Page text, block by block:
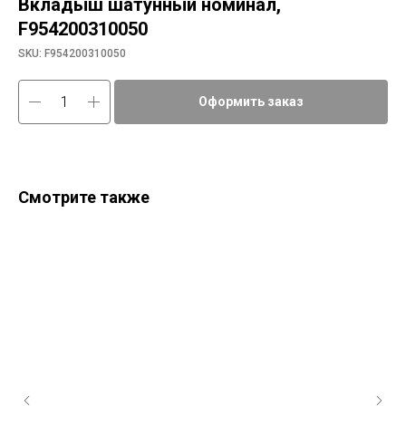
Вкладыш шатунный номинал,
F954200310050
SKU: F954200310050
Оформить заказ
Смотрите также